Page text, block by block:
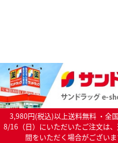
3,980円(税込)以上送料無料 ・全
8/16（日）にいただいたご注文は
間をいただく場合がござい